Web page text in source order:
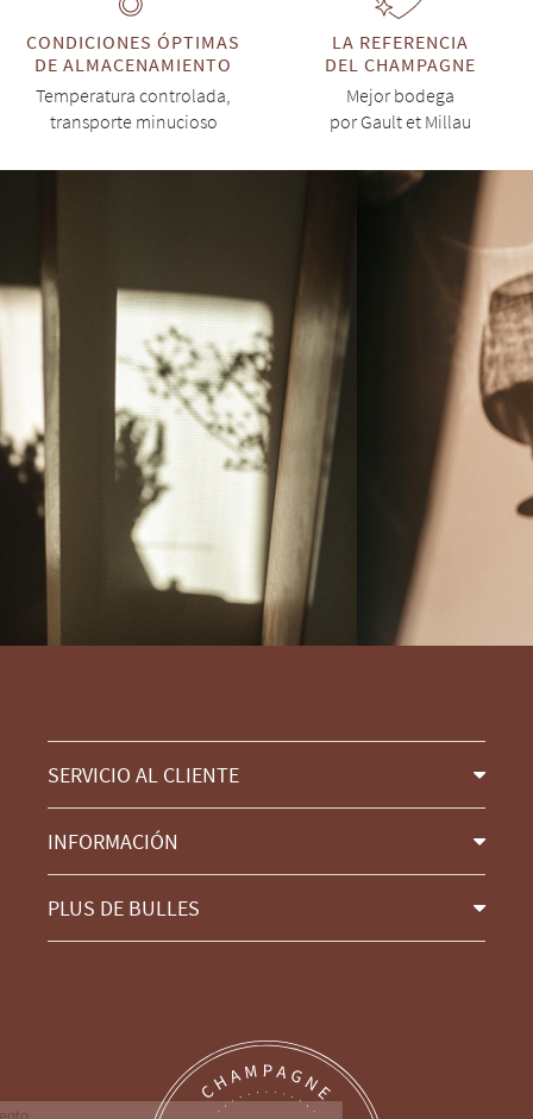
CONDICIONES ÓPTIMAS
DE ALMACENAMIENTO
Temperatura controlada,
transporte minucioso
LA REFERENCIA
DEL CHAMPAGNE
Mejor bodega
por Gault et Millau
SERVICIO AL CLIENTE
INFORMACIÓN
PLUS DE BULLES
Continúa sin consentimiento